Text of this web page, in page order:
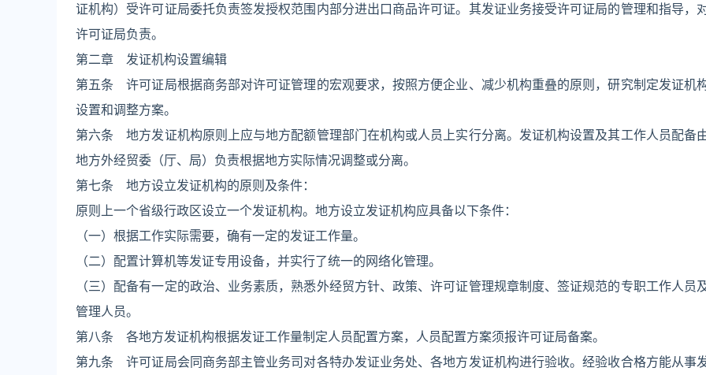
证机构）受许可证局委托负责签发授权范围内部分进出口商品许可证。其发证业务接受许可证局的管理和指导，
许可证局负责。
第二章 发证机构设置编辑
第五条 许可证局根据商务部对许可证管理的宏观要求，按照方便企业、减少机构重叠的原则，研究制定发证机
设置和调整方案。
第六条 地方发证机构原则上应与地方配额管理部门在机构或人员上实行分离。发证机构设置及其工作人员配备
地方外经贸委（厅、局）负责根据地方实际情况调整或分离。
第七条 地方设立发证机构的原则及条件：
原则上一个省级行政区设立一个发证机构。地方设立发证机构应具备以下条件：
（一）根据工作实际需要，确有一定的发证工作量。
（二）配置计算机等发证专用设备，并实行了统一的网络化管理。
（三）配备有一定的政治、业务素质，熟悉外经贸方针、政策、许可证管理规章制度、签证规范的专职工作人员
管理人员。
第八条 各地方发证机构根据发证工作量制定人员配置方案，人员配置方案须报许可证局备案。
第九条 许可证局会同商务部主管业务司对各特办发证业务处、各地方发证机构进行验收。经验收合格方能从事